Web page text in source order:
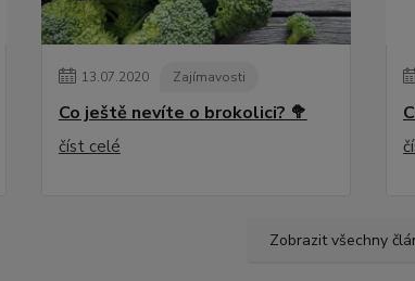
13.07.2020 Zajímavosti
Co ještě nevíte o brokolici? 🥦
číst celé
Zobrazit všechny